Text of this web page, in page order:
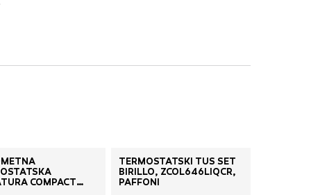
COMPACT
TERMOSTATSKI TUŠ SET
BIRILLO, ZCOL646LIQCR,
PAFFONI
ustreznih oglasov